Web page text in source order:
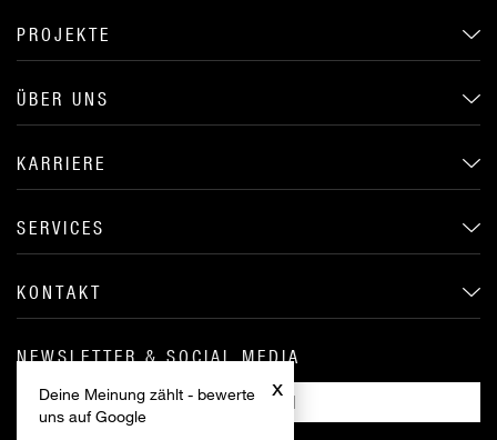
x
Deine Meinung zählt - bewerte
uns auf Google
PROJEKTE
ÜBER UNS
KARRIERE
SERVICES
KONTAKT
NEWSLETTER & SOCIAL MEDIA
ANMELDEN